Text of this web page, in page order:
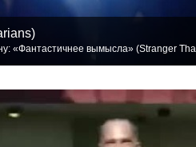
«Фантастичнее вымысла» (Stranger